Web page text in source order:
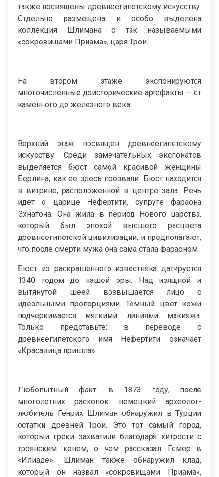
также посвящены древнеегипетскому искусству.
Отдельно размещена и особо выделена
коллекция Шлимана с так называемыми
«сокровищами Приама», царя Трои.
На втором этаже экспонируются
многочисленные доисторические артефакты — от
каменного до железного века.
Верхний этаж посвящен древнеегипетскому
искусству. Среди замечательных экспонатов
выделяется бюст самой красивой женщины
Берлина, как ее здесь прозвали. Бюст находится
в витрине, расположенной в центре зала. Речь
идет о царице Нефертити, супруге фараона
Эхнатона. Она жила в период Нового царства,
который был эпохой высшего расцвета
древнеегипетской цивилизации, и предполагают,
что после смерти мужа она сама стала фараоном.
Бюст из раскрашенного известняка датируется
1340 годом до нашей эры. Над изящной и
вытянутой шеей возвышается лицо с
идеальными пропорциями. Темный цвет кожи
подчеркивается мягкими линиями макияжа.
Только представьте: в переводе с
древнеегипетского имя Нефертити означает
«Красавица пришла».
Любопытный факт: в 1873 году, после
многолетних раскопок, немецкий археолог-
любитель Генрих Шлиман обнаружил в Турции
остатки древней Трои. Это тот самый город,
который греки захватили благодаря хитрости с
троянским конем, о чем рассказал Гомер в
«Илиаде». Шлиман также обнаружил клад,
который он назвал «сокровищами Приама»,